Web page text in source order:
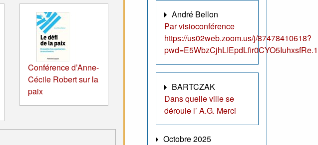
Conférence d’Anne-
Cécile Robert sur la
paix
André Bellon
Par visioconférence
https://us02web.zoom.us/j/87478410618?
BARTCZAK
Dans quelle ville se
déroule l’ A.G. Merci
Octobre 2025